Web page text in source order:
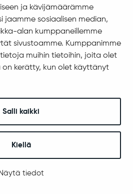
ja kävijämäärämme
jaamme sosiaalisen median,
alan kumppaneillemme
sivustoamme. Kumppanimme
muihin tietoihin, joita olet
kerätty, kun olet käyttänyt
Salli kaikki
Kiellä
Näytä tiedot
hallinta
1, 99601 Sodankylä
yhteystiedot
intranet
Seuraa meitä